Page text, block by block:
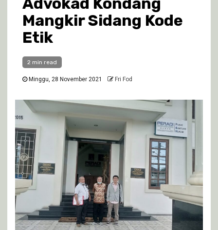
Mangkir Sidang Kode
Etik
2 min read
Minggu, 28 November 2021 Fri Fod